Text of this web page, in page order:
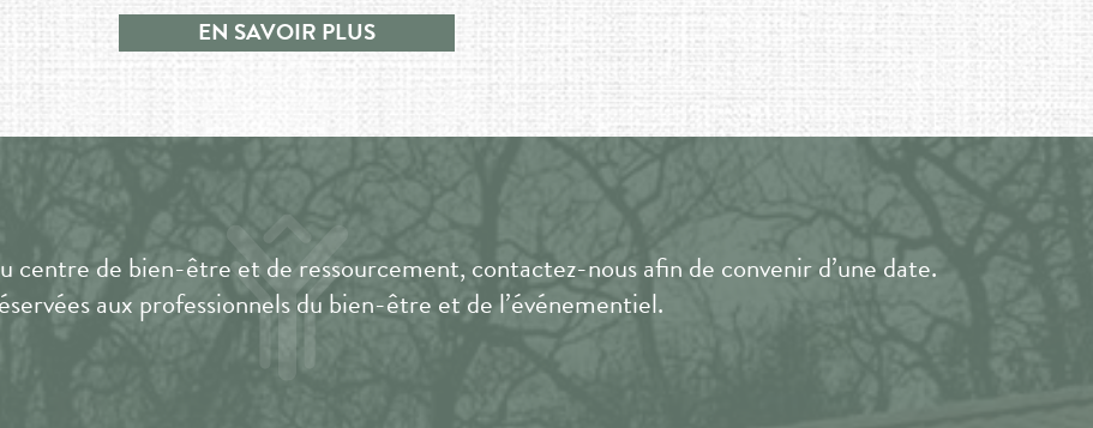
EN SAVOIR PLUS
centre de bien-être et de ressourcement, contactez-nous afin de convenir d’une date.
aux professionnels du bien-être et de l’événementiel.